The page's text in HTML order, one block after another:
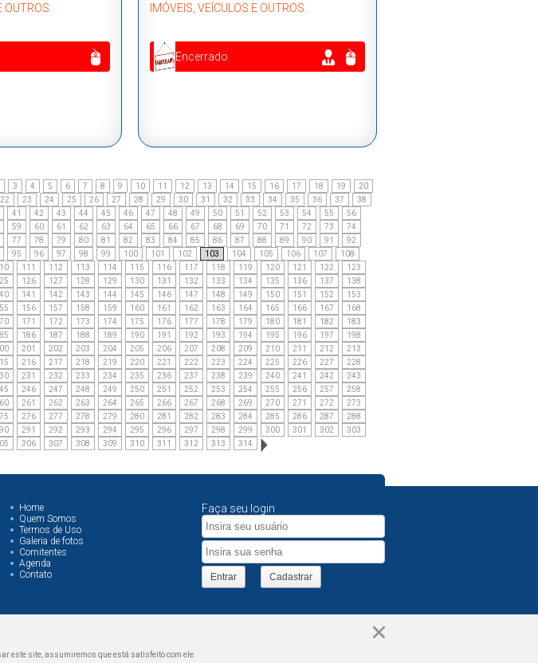
OUTROS. IMÓVEIS, VEÍCULOS E OUTROS.
Encerrado
3 4 5 6 7 8 9 10 11 12 13 14 15 16 17 18 19
20
22 23 24 25 26 27 28 29 30 31 32 33 34 35 36 37
38
41 42 43 44 45 46 47 48 49 50 51 52 53 54 55
56
59 60 61 62 63 64 65 66 67 68 69 70 71 72 73
74
77 78 79 80 81 82 83 84 85 86 87 88 89 90 91
92
95 96 97 98 99 100 101 102 103 104 105 106 107
108
111 112 113 114 115 116 117 118 119 120 121 122
123
126 127 128 129 130 131 132 133 134 135 136 137
138
141 142 143 144 145 146 147 148 149 150 151 152
153
156 157 158 159 160 161 162 163 164 165 166 167
168
171 172 173 174 175 176 177 178 179 180 181 182
183
186 187 188 189 190 191 192 193 194 195 196 197
198
201 202 203 204 205 206 207 208 209 210 211 212
213
216 217 218 219 220 221 222 223 224 225 226 227
228
231 232 233 234 235 236 237 238 239 240 241 242
243
246 247 248 249 250 251 252 253 254 255 256 257
258
261 262 263 264 265 266 267 268 269 270 271 272
273
276 277 278 279 280 281 282 283 284 285 286 287
288
291 292 293 294 295 296 297 298 299 300 301 302
303
306 307 308 309 310 311 312 313 314
Home
Quem Somos
Termos de Uso
Galeria de fotos
Comitentes
Agenda
Contato
Faça seu login
Entrar Cadastrar
este site, assumiremos que está satisfeito com ele.